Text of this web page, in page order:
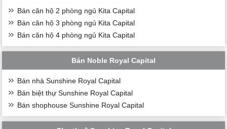
Bán căn hộ 2 phòng ngủ Kita Capital
Bán căn hộ 3 phòng ngủ Kita Capital
Bán căn hộ 4 phòng ngủ Kita Capital
Bán Noble Royal Capital
Bán nhà Sunshine Royal Capital
Bán biệt thự Sunshine Royal Capital
Bán shophouse Sunshine Royal Capital